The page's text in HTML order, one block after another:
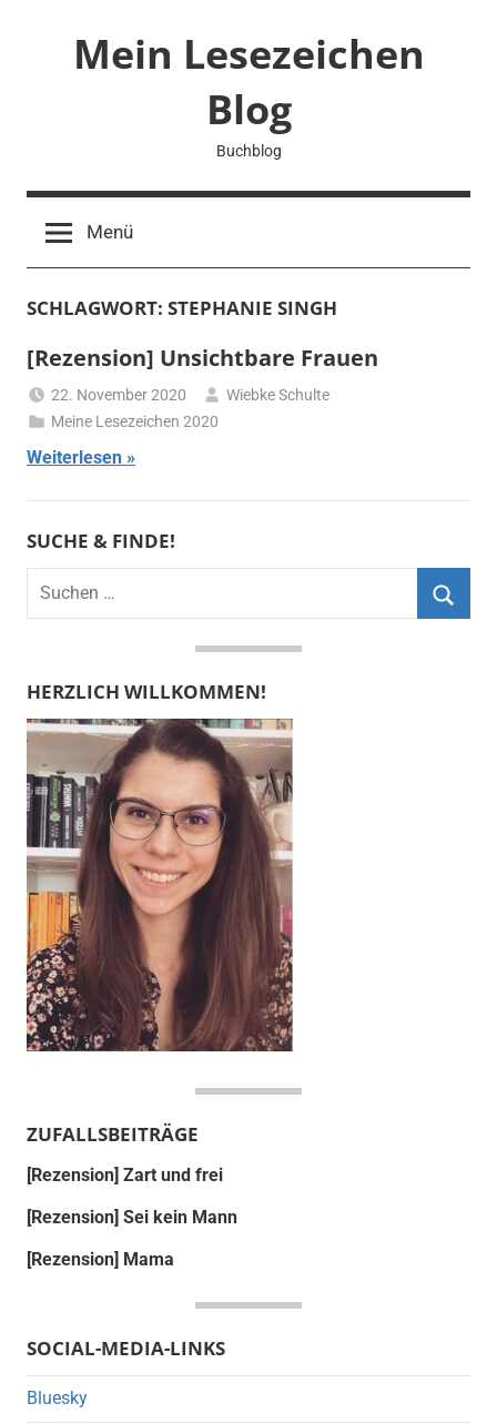
Mein Lesezeichen
Blog
Buchblog
Menü
SCHLAGWORT: STEPHANIE SINGH
[Rezension] Unsichtbare Frauen
22. November 2020
Wiebke Schulte
Meine Lesezeichen 2020
Weiterlesen
SUCHE & FINDE!
Suchen
HERZLICH WILLKOMMEN!
ZUFALLSBEITRÄGE
[Rezension] Zart und frei
[Rezension] Sei kein Mann
[Rezension] Mama
SOCIAL-MEDIA-LINKS
Bluesky